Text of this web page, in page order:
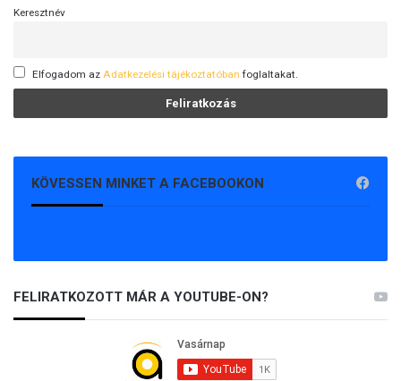
Keresztnév
Elfogadom az Adatkezelési tájékoztatóban foglaltakat.
KÖVESSEN MINKET A FACEBOOKON
FELIRATKOZOTT MÁR A YOUTUBE-ON?